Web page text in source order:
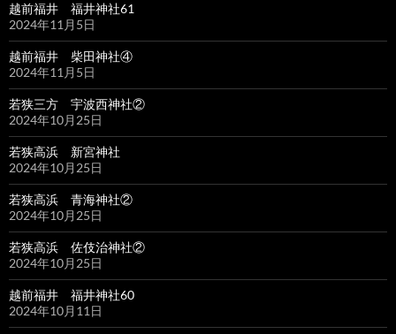
越前福井 福井神社61
2024年11月5日
越前福井 柴田神社④
2024年11月5日
若狭三方 宇波西神社②
2024年10月25日
若狭高浜 新宮神社
2024年10月25日
若狭高浜 青海神社②
2024年10月25日
若狭高浜 佐伎治神社②
2024年10月25日
越前福井 福井神社60
2024年10月11日